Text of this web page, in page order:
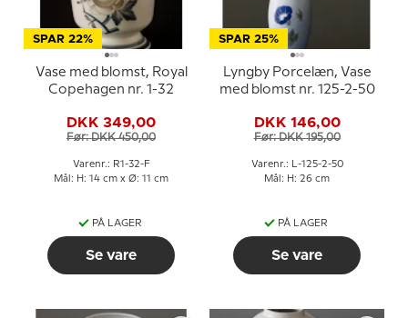
SPAR 22%
Vase med blomst, Royal
Copehagen nr. 1-32
DKK 349,00
Før: DKK 450,00
Varenr.: R1-32-F
Mål: H: 14 cm x Ø: 11 cm
PÅ LAGER
Se vare
SPAR 25%
Lyngby Porcelæn, Vase
med blomst nr. 125-2-50
DKK 146,00
Før: DKK 195,00
Varenr.: L-125-2-50
Mål: H: 26 cm
PÅ LAGER
Se vare